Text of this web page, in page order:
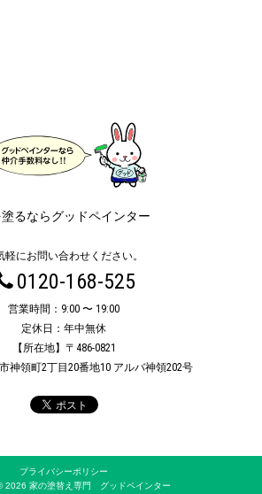
るならグッドペインター
軽にお問い合わせください。
0120-168-525
営業時間：9:00 〜 19:00
定休日：年中無休
【所在地】〒486-0821
神領町2丁目20番地10 アルバ神領202号
プライバシーポリシー
2026 家の塗替え専門 グッドペインター